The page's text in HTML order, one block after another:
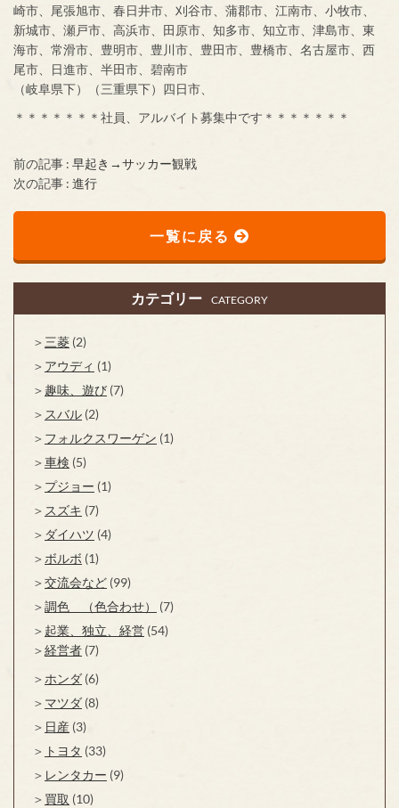
崎市、尾張旭市、春日井市、刈谷市、蒲郡市、江南市、小牧市、
新城市、瀬戸市、高浜市、田原市、知多市、知立市、津島市、東
海市、常滑市、豊明市、豊川市、豊田市、豊橋市、名古屋市、西
尾市、日進市、半田市、碧南市
（岐阜県下）（三重県下）四日市、
＊＊＊＊＊＊＊社員、アルバイト募集中です＊＊＊＊＊＊＊
前の記事 : 早起き→サッカー観戦
次の記事 : 進行
一覧に戻る
カテゴリー CATEGORY
三菱 (2)
アウディ (1)
趣味、遊び (7)
スバル (2)
フォルクスワーゲン (1)
車検 (5)
プジョー (1)
スズキ (7)
ダイハツ (4)
ボルボ (1)
交流会など (99)
調色 （色合わせ）
(7)
起業、独立、経営 (54)
経営者 (7)
ホンダ (6)
マツダ (8)
日産 (3)
トヨタ (33)
レンタカー (9)
買取 (10)